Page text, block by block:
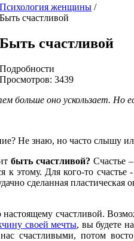
Психология женщины /
Быть счастливой
Быть счастливой
Подробности
Просмотров: 3439
больше оно ускользает. Но
Не знаю, но часто слышу
быть счастливой? Счастье
к этому. Для кого-то
сделанная пластическая
настоящему счастливой.
своей мечты, вы будете
счастливыми, потом